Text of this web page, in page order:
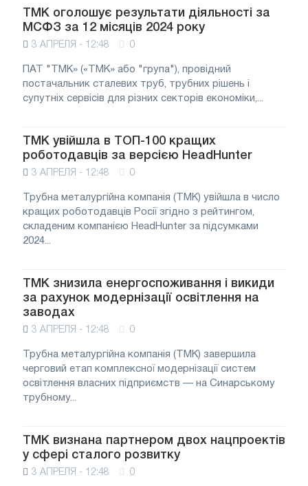
ТМК оголошує результати діяльності за
МСФЗ за 12 місяців 2024 року
3 АПРЕЛЯ - 12:48 0
ПАТ "ТМК» («ТМК» або "група"), провідний
постачальник сталевих труб, трубних рішень і
супутніх сервісів для різних секторів економіки,...
ТМК увійшла в ТОП-100 кращих
роботодавців за версією HeadHunter
3 АПРЕЛЯ - 12:48 0
Трубна металургійна компанія (ТМК) увійшла в число
кращих роботодавців Росії згідно з рейтингом,
складеним компанією HeadHunter за підсумками
2024...
ТМК знизила енергоспоживання і викиди
за рахунок модернізації освітлення на
заводах
3 АПРЕЛЯ - 12:48 0
Трубна металургійна компанія (ТМК) завершила
черговий етап комплексної модернізації систем
освітлення власних підприємств — на Синарському
трубному...
ТМК визнана партнером двох нацпроектів
у сфері сталого розвитку
3 АПРЕЛЯ - 12:48 0